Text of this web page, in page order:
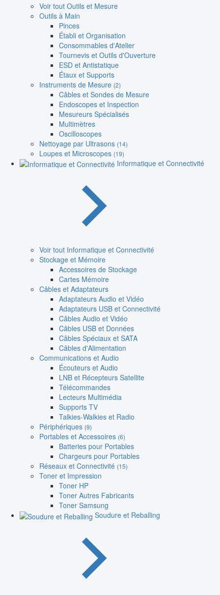
Voir tout Outils et Mesure
Outils à Main
Pinces
Établi et Organisation
Consommables d'Atelier
Tournevis et Outils d'Ouverture
ESD et Antistatique
Étaux et Supports
Instruments de Mesure (2)
Câbles et Sondes de Mesure
Endoscopes et Inspection
Mesureurs Spécialisés
Multimètres
Oscilloscopes
Nettoyage par Ultrasons (14)
Loupes et Microscopes (19)
Informatique et Connectivité
Voir tout Informatique et Connectivité
Stockage et Mémoire
Accessoires de Stockage
Cartes Mémoire
Câbles et Adaptateurs
Adaptateurs Audio et Vidéo
Adaptateurs USB et Connectivité
Câbles Audio et Vidéo
Câbles USB et Données
Câbles Spéciaux et SATA
Câbles d'Alimentation
Communications et Audio
Écouteurs et Audio
LNB et Récepteurs Satellite
Télécommandes
Lecteurs Multimédia
Supports TV
Talkies-Walkies et Radio
Périphériques (9)
Portables et Accessoires (6)
Batteries pour Portables
Chargeurs pour Portables
Réseaux et Connectivité (15)
Toner et Impression
Toner HP
Toner Autres Fabricants
Toner Samsung
Soudure et Reballing